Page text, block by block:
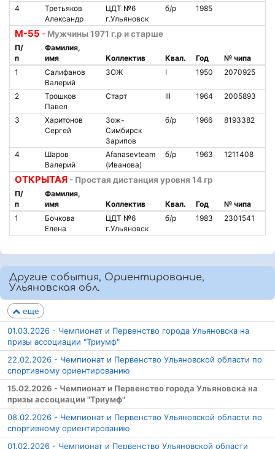
4
Третьяков
Александр
ЦДТ №6
г.Ульяновск
б/р 1985
М-55 - Мужчины 1971 г.р и старше
П/
п
Фамилия,
имя
Коллектив Квал. Год № чипа
1
Салифанов
Валерий
ЗОЖ I 1950 2070925
2
Трошков
Павел
Старт III 1964 2005893
3
Харитонов
Сергей
Зож-
Симбирск
Зарипов
б/р 1966 8193382
4
Шаров
Валерий
Afanasevteam
(Иванова)
б/р 1963 1211408
ОТКРЫТАЯ - Простая дистанция уровня 14 гр
П/
п
Фамилия,
имя
Коллектив Квал. Год № чипа
1
Бочкова
Елена
ЦДТ №6
г.Ульяновск
б/р 1983 2301541
Другие события, Ориентирование,
Ульяновская обл.
еще
01.03.2026 - Чемпионат и Первенство города Ульяновска на
призы ассоциации "Триумф"
22.02.2026 - Чемпионат и Первенство Ульяновской области по
спортивному ориентированию
15.02.2026 - Чемпионат и Первенство города Ульяновска на
призы ассоциации "Триумф"
08.02.2026 - Чемпионат и Первенство Ульяновской области по
спортивному ориентированию
01.02.2026 - Чемпионат и Первенство Ульяновской области